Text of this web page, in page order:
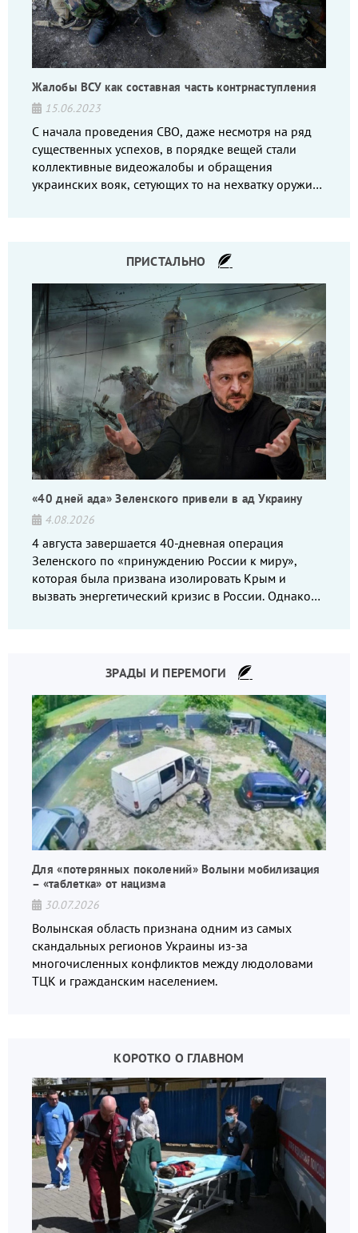
Жалобы ВСУ как составная часть контрнаступления
15.06.2023
С начала проведения СВО, даже несмотря на ряд
существенных успехов, в порядке вещей стали
коллективные видеожалобы и обращения
украинских вояк, сетующих то на нехватку оружия,
ПРИСТАЛЬНО
«40 дней ада» Зеленского привели в ад Украину
4.08.2026
4 августа завершается 40-дневная операция
Зеленского по «принуждению России к миру»,
которая была призвана изолировать Крым и
вызвать энергетический кризис в России. Однако
ЗРАДЫ И ПЕРЕМОГИ
Для «потерянных поколений» Волыни мобилизация
– «таблетка» от нацизма
30.07.2026
Волынская область признана одним из самых
скандальных регионов Украины из-за
многочисленных конфликтов между людоловами
ТЦК и гражданским населением.
КОРОТКО О ГЛАВНОМ